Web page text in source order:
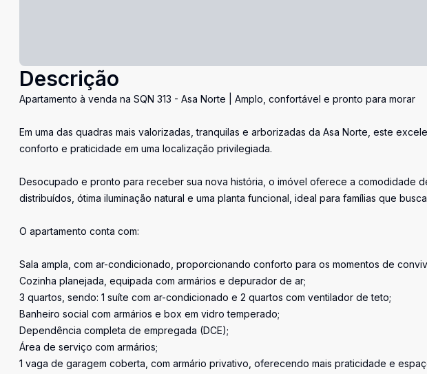
Descrição
Apartamento à venda na SQN 313 - Asa Norte | Amplo, confortável e pronto para morar
Em uma das quadras mais valorizadas, tranquilas e arborizadas da Asa Norte, este
conforto e praticidade em uma localização privilegiada.
Desocupado e pronto para receber sua nova história, o imóvel oferece a comodidade
distribuídos, ótima iluminação natural e uma planta funcional, ideal para famílias que
O apartamento conta com:
Sala ampla, com ar-condicionado, proporcionando conforto para os momentos de
Cozinha planejada, equipada com armários e depurador de ar;
3 quartos, sendo: 1 suíte com ar-condicionado e 2 quartos com ventilador de teto;
Banheiro social com armários e box em vidro temperado;
Dependência completa de empregada (DCE);
Área de serviço com armários;
1 vaga de garagem coberta, com armário privativo, oferecendo mais praticidade e